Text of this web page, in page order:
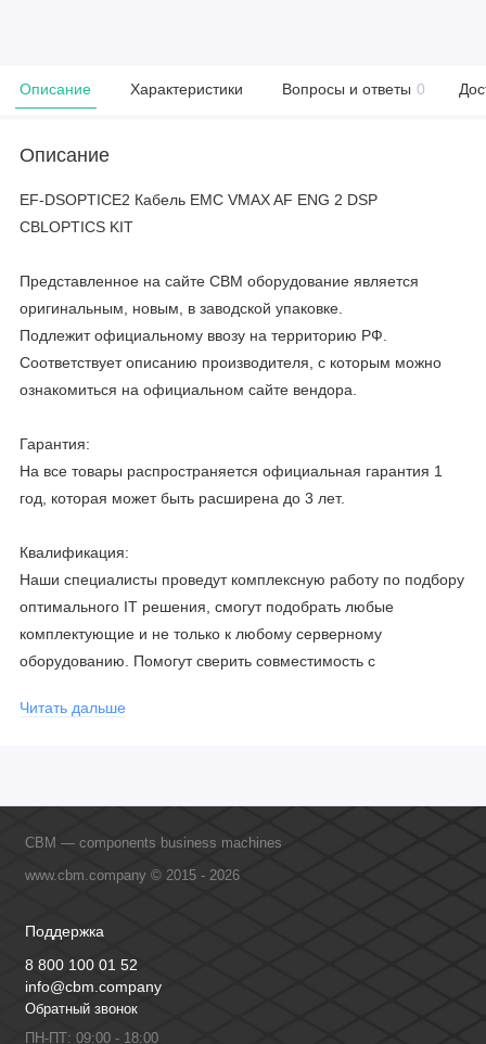
Описание Характеристики Вопросы и ответы 0
Описание
EF-DSOPTICE2 Кабель EMC VMAX AF ENG 2 DSP
CBLOPTICS KIT
Представленное на сайте CBM оборудование является
оригинальным, новым, в заводской упаковке.
Подлежит официальному ввозу на территорию РФ.
Соответствует описанию производителя, с которым можно
ознакомиться на официальном сайте вендора.
Гарантия:
На все товары распространяется официальная гарантия 1
год, которая может быть расширена до 3 лет.
Квалификация:
Наши специалисты проведут комплексную работу по подбору
оптимального IT решения, смогут подобрать любые
комплектующие и не только к любому серверному
оборудованию. Помогут сверить совместимость с
официальными производителями и проводим регулярное
Читать дальше
CBM — components business machines
www.cbm.company © 2015 - 2026
Поддержка
8 800 100 01 52
info@cbm.company
Обратный звонок
ПН-ПТ: 09:00 - 18:00